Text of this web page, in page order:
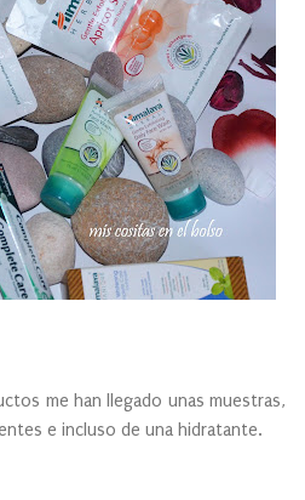
me han llegado unas muestras,
e incluso de una hidratante.